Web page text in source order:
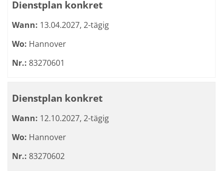
Dienstplan konkret
Wann: 13.04.2027, 2-tägig
Wo: Hannover
Nr.: 83270601
Dienstplan konkret
Wann: 12.10.2027, 2-tägig
Wo: Hannover
Nr.: 83270602